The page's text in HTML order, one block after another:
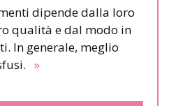
dipende dalla loro
qualità e dal modo in
In generale, meglio
»